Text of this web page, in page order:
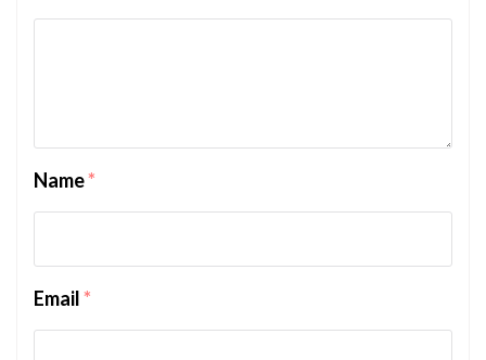
Name*
Email*